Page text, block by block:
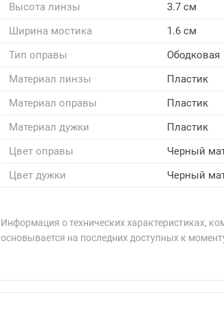
Высота линзы
3.7 см
Ширина мостика
1.6 см
Тип оправы
Ободковая
Материал линзы
Пластик
Материал оправы
Пластик
Материал дужки
Пластик
Цвет оправы
Черный
Цвет дужки
Черный
Информация о технических характеристиках,
основывается на последних доступных к